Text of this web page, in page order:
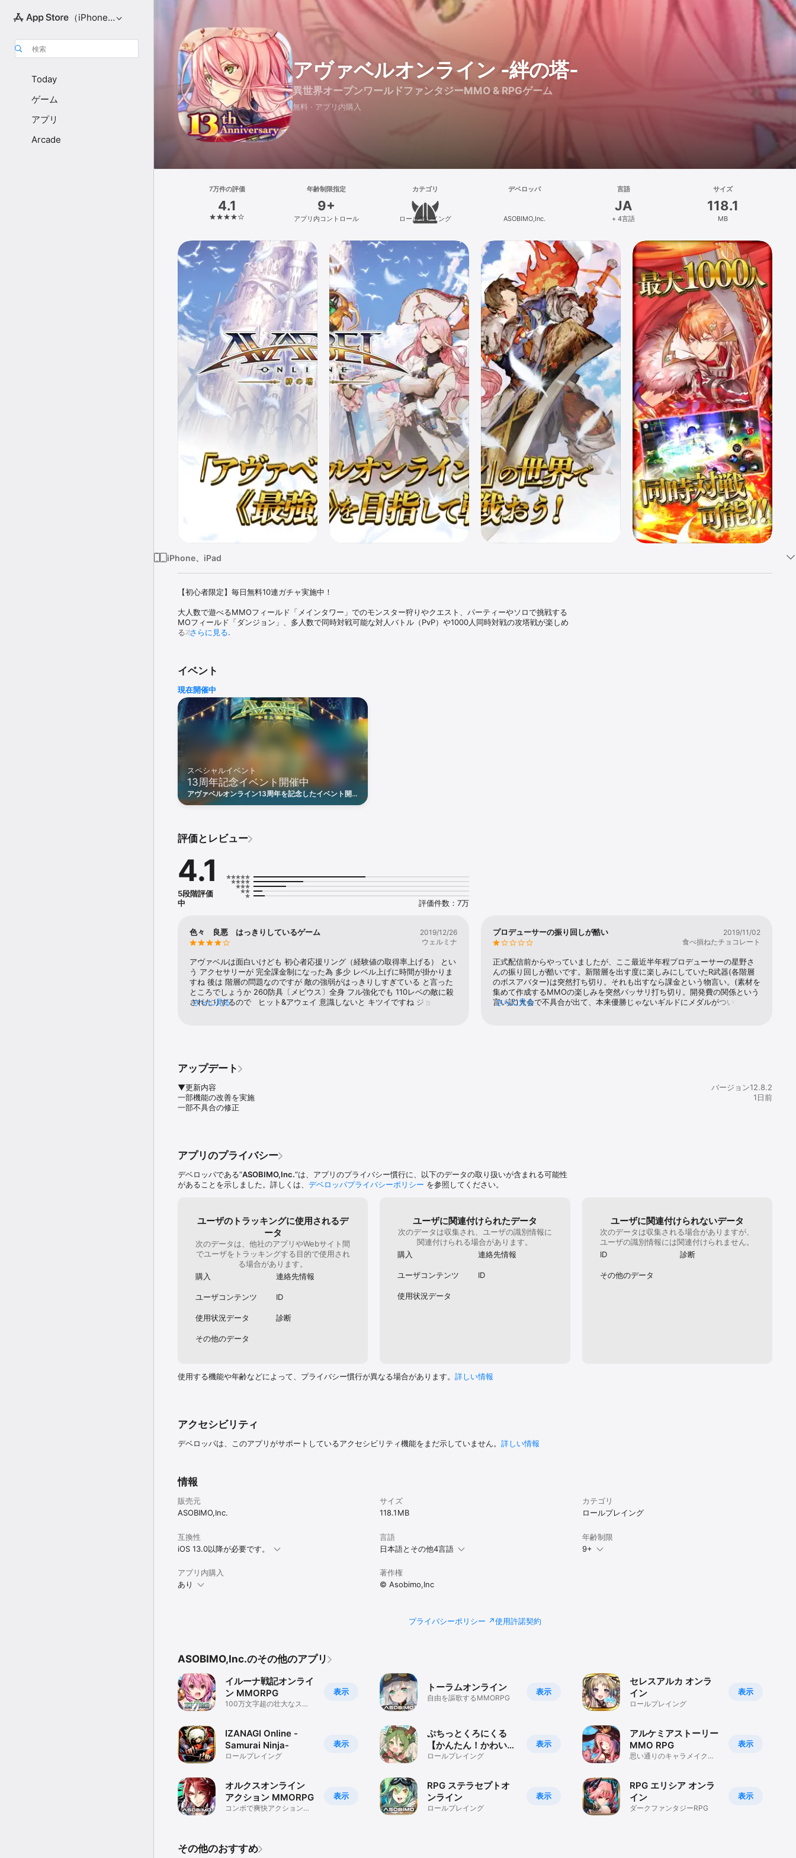
（iPhone向け）
検索
Today
ゲーム
アプリ
Arcade
アヴァベルオンライン -絆の塔-
異世界オープンワールドファンタジーMMO & RPGゲーム
無料 · アプリ内購入
7万件の評価
4.1
年齢制限指定
9+
アプリ内コントロール
カテゴリ
ロールプレイング
デベロッパ
ASOBIMO,Inc.
言語
JA
+ 4言語
サイズ
118.1
MB
iPhone、iPad
【初心者限定】毎日無料10連ガチャ実施中！
大人数で遊べるMMOフィールド「メインタワー」でのモンスター狩りやクエスト、パーティーやソロで挑戦する
MOフィールド「ダンジョン」、多人数で同時対戦可能な対人バトル（PvP）や1000人同時対戦の攻塔戦が楽しめ
る本格RPG。
「笑う」「泣く」などを表現する「エモーション機能」も充実でさらに親密度アップ！
■草原、雪山、砂漠……広大な世界を冒険するのもMMORPGの魅力の1つ！冒険の舞台は、異世界が折り重なり、
天までそびえる「メインタワー」。変わりゆく世界を巡りながら最上階を目指します。またオートモードも実装
しているので、サクサクとゲームを進めることができます。
■友達が出来る！一緒に遊べる！MMORPGならではの豊富なコンテンツ！
▼最大200人参加の大規模戦闘！PvP（対人戦）システムPvP（対人戦）システムは様々なルールにてバトルを楽
しめます。パーティやギルドでチームを組んで戦うことも可能です。
▼チームデスマッチ最大100人vs100人の紅白戦となっており、勝敗を競うことはもちろん、戦績に応じて週間ラ
ンキングが集計される公式戦もあります。
▼オフィシャルGvG大会トーナメント形式となっており、勝者にはキャラクター名の横に専用アイコンが表示さ
▼公式リーグ1vs1バトルの強さを競い合うモードです。勝敗に応じて付与されるランキングポイントにより、プ
レイヤーランクがSSS～Eで変動します。
【ストーリー】誰もが自由になれる場所―――
その頂点を極めし者は、
永遠（とわ）なる楽土へ誘われる―――。
剣と魔法の世界。突如出現した「塔」の周りに、自然と冒険者が集まり、それが国となり、栄えていた。
塔に命を懸けて挑めば富と名声が得られる
塔に挑んでいくのであった……
――君と仲間の特別な物語が、きっと見つかる
公式サイト：https://avabel.jp/?from=googleplay
さらに見る
イベント
現在開催中
スペシャルイベント
13周年記念イベント開催中
アヴァベルオンライン13周年を記念したイベント開
催中です。冒険の拠点「リヴェール」は13周年特別
評価とレビュー
4.1
5段階評価
中
評価件数：7万
色々 良悪 はっきりしているゲーム
2019/12/26
ウェルミナ
アヴァベルは面白いけども 初心者応援リング（経験値の取得率上げる） とい
う アクセサリーが 完全課金制になった為 多少 レベル上げに時間が掛かりま
すね 後は 階層の問題なのですが 敵の強弱がはっきりしすぎている と言った
ところでしょうか 260防具〔メビウス〕全身 フル強化でも 110レベの敵に殺
されたりするので   ヒット&アウェイ 意識しないと キツイですね ジョブの強
PvPはマゾ仕様　そういえば書き忘れてましたが　メイン職業は1キャラに１
つなので変える際は　新しいキャラを作り1から育てましょうマジで面倒臭い
ですが… 最初はキャラ2体までしか作れませんが3〜4体目は課金石なので無
課金は必死に配布石貯めるか　キャラ消し　しましょう　後　このゲームは
頻繁に職の下方修正が入ります　よ〜く考えてキャラを作りましょう　下方
ばかりで上方無し少し前はサマナーが強かったけど今はもう…尚　このプロ
考しようがありません　聴く事は可能だがこの件に関しては問いましたが
やりません　との事です　私からは以上になります　参考になれば良いで
す　長文お読み頂きありがとうございました　良いアヴァ人生を♪
さらに見る
プロデューサーの振り回しが酷い
2019/11/02
食べ損ねたチョコレート
正式配信前からやっていましたが、ここ最近半年程プロデューサーの星野さ
んの振り回しが酷いです。新階層を出す度に楽しみにしていたR武器(各階層
のボスアバター)は突然打ち切り。それも出すなら課金という物言い。(素材を
集めて作成するMMOの楽しみを突然バッサリ打ち切り。開発費の関係という
言い訳)大会で不具合が出て、本来優勝じゃないギルドにメダルがついても、
いくらでもひっくり返ります。実装前の調整は全てこのプロデューサー自身
がしていると言っていましたが、まず対人状況も殆ど把握していないような
時点で精神年齢お察し…！Twitterで軽く炎上して、プロデューサーにもうど
うにでもなれやっちまえの精神に火が付いたのかとうとう今まで熟練が可能
ユーザーたくさんいるのに、作らない。理由の全てがほとんど開発費。ユー
ザーに装備を強くしてどう楽しんで欲しいのか？という部分のビジョンがぐ
らぐらどころか本当になにもみえてこない。ユーザーと一緒に作るゲームで
はなく、プロデューサーがしたいようにするゲームになっています。もはや
よやばいよと口を揃えてユーザーは言っていますが、まずこのプロデューサ
るとスカートみたいな。そんな感じです。装備している武器とアバターは一
はいけないことは覚悟しておいた方がいいです。
さらに見る
アップデート
▼更新内容
一部機能の改善を実施
一部不具合の修正
バージョン12.8.2
1日前
アプリのプライバシー
デベロッパである“ASOBIMO,Inc.”は、アプリのプライバシー慣行に、以下のデータの取り扱いが含まれる可能性
があることを示しました。詳しくは、 デベロッパプライバシーポリシー を参照してください。
ユーザのトラッキングに使用されるデ
ータ
次のデータは、他社のアプリやWebサイト間
でユーザをトラッキングする目的で使用され
る場合があります。
購入
連絡先情報
ユーザコンテンツ ID
使用状況データ 診断
その他のデータ
ユーザに関連付けられたデータ
次のデータは収集され、ユーザの識別情報に
関連付けられる場合があります。
購入
連絡先情報
ユーザコンテンツ ID
使用状況データ
ユーザに関連付けられないデータ
次のデータは収集される場合がありますが、
ユーザの識別情報には関連付けられません。
ID
診断
その他のデータ
使用する機能や年齢などによって、プライバシー慣行が異なる場合があります。 詳しい情報
アクセシビリティ
デベロッパは、このアプリがサポートしているアクセシビリティ機能をまだ示していません。 詳しい情報
情報
販売元
ASOBIMO,Inc.
サイズ
118.1 MB
カテゴリ
ロールプレイング
互換性
iOS 13.0以降が必要です。
言語
日本語とその他4言語
年齢制限
9+
アプリ内購入
あり
著作権
© Asobimo,Inc
プライバシーポリシー 使用許諾契約
ASOBIMO,Inc.のその他のアプリ
表示
イルーナ戦記オンライ
ン MMORPG
100万文字超の壮大なスト
表示
IZANAGI Online -
Samurai Ninja-
ロールプレイング
表示
オルクスオンライン
アクション MMORPG
コンボで爽快アクションバ
表示
トーラムオンライン
自由を謳歌するMMORPG
表示
ぷちっとくろにくる
【かんたん！かわい
い！アクションRPG】
ロールプレイング
表示
RPG ステラセプトオ
ンライン
ロールプレイング
表示
セレスアルカ オンラ
イン
ロールプレイング
表示
アルケミアストーリー
MMO RPG
思い通りのキャラメイクが
表示
RPG エリシア オンラ
イン
ダークファンタジーRPG
その他のおすすめ